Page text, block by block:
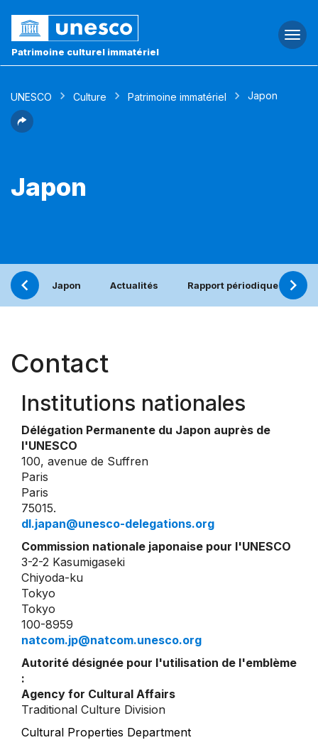
Patrimoine culturel immatériel
UNESCO Culture Patrimoine immatériel Japon
Japon
Japon Actualités Rapport périodique
Contact
Institutions nationales
Délégation Permanente du Japon auprès de
l'UNESCO
100, avenue de Suffren
Paris
Paris
75015.
dl.japan@unesco-delegations.org
Commission nationale japonaise pour l'UNESCO
3-2-2 Kasumigaseki
Chiyoda-ku
Tokyo
Tokyo
100-8959
natcom.jp@natcom.unesco.org
Autorité désignée pour l'utilisation de l'emblème
:
Agency for Cultural Affairs
Traditional Culture Division
Cultural Properties Department